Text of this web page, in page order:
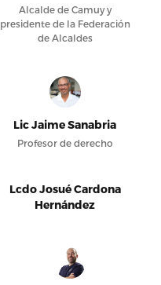
Alcalde de Camuy y
presidente de la Federación
de Alcaldes
Lic Jaime Sanabria
Profesor de derecho
Lcdo Josué Cardona
Hernández